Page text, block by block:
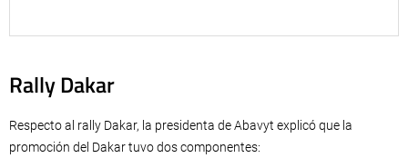
Rally Dakar
Respecto al rally Dakar, la presidenta de Abavyt explicó que la
promoción del Dakar tuvo dos componentes: